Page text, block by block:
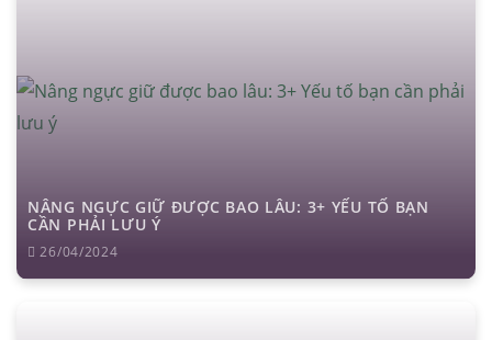
NÂNG NGỰC GIỮ ĐƯỢC BAO LÂU: 3+ YẾU TỐ BẠN
CẦN PHẢI LƯU Ý
26/04/2024